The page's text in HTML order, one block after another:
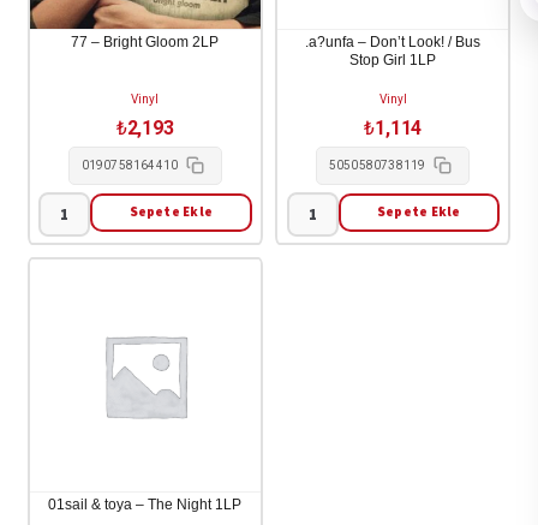
77 – Bright Gloom 2LP
Vinyl
₺2,193
0190758164410
77
-
Sepete Ekle
.a?unfa – Don’t Look! / Bus
Stop Girl 1LP
Vinyl
₺1,114
5050580738119
.a?
Sepete Ekle
01sail & toya – The Night 1LP